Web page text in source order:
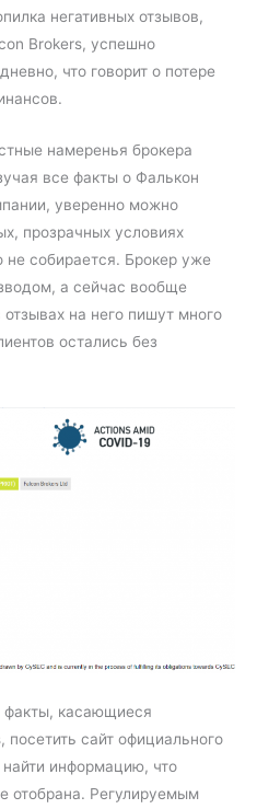
негативных отзывов,
Brokers, успешно
что говорит о потере
намеренья брокера
все факты о Фалькон
уверенно можно
прозрачных условиях
не собирается. Брокер уже
а сейчас вообще
отзывах на него пишут много
остались без
факты, касающиеся
посетить сайт официального
информацию, что
отобрана. Регулируемым